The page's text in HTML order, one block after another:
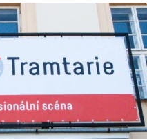
na pěti
druhý díl postaven na pěti
inscenaci se podílel
režiséra Jiřího Trnky, řekli
Premiéra bude tento